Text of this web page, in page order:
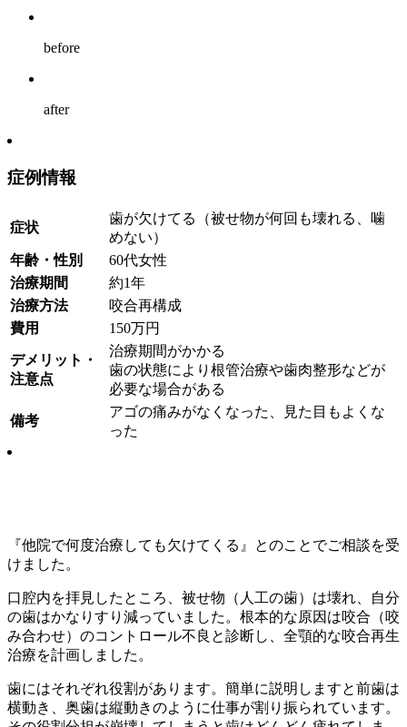
before
after
症例情報
症状
歯が欠けてる（被せ物が何回も壊れる、噛
めない）
年齢・性別
60代女性
治療期間
約1年
治療方法
咬合再構成
費用
150万円
デメリット・
注意点
治療期間がかかる
歯の状態により根管治療や歯肉整形などが
必要な場合がある
備考
アゴの痛みがなくなった、見た目もよくな
った
『他院で何度治療しても欠けてくる』とのことでご相談を受
けました。
口腔内を拝見したところ、被せ物（人工の歯）は壊れ、自分
の歯はかなりすり減っていました。根本的な原因は咬合（咬
み合わせ）のコントロール不良と診断し、全顎的な咬合再生
治療を計画しました。
歯にはそれぞれ役割があります。簡単に説明しますと前歯は
横動き、奥歯は縦動きのように仕事が割り振られています。